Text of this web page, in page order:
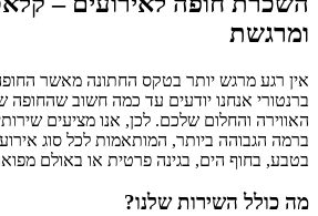
רגע מרגש יותר בטקס החתונה מאשר החופה
אנחנו יודעים עד כמה חשוב שהחופה
והחלום שלכם. לכן, אנו מציעים שירותי
הגבוהה ביותר, המותאמות לכל סוג אירוע
בחוף הים, בגינה פרטית או באולם מפואר.
כולל השירות שלנו?